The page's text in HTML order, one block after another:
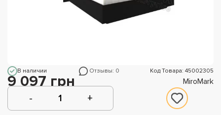
В наличии Отзывы: 0 Код Товара: 45002305
9 097 грн MiroMark